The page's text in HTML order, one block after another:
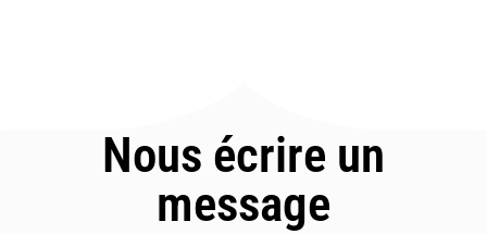
Nous écrire un
message